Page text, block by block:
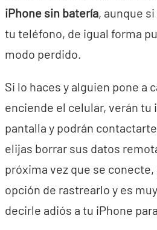
iPhone sin batería, aunque
tu teléfono, de igual forma
modo perdido.
Si lo haces y alguien pone a
enciende el celular, verán tu
pantalla y podrán
elijas borrar sus datos
próxima vez que se
opción de rastrearlo y es
decirle adiós a tu iPhone